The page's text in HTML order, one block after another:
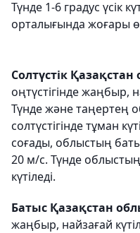
Түнде 1-6 градус үсік
орталығында жоғары
Cолтүстік
оңтүстігінде жаңбыр,
Түнде және таңертең
солтүстігінде тұман
соғады, облыстың
20 м/с. Түнде
күтіледі.
Батыс Қазақстан
жаңбыр, найзағай